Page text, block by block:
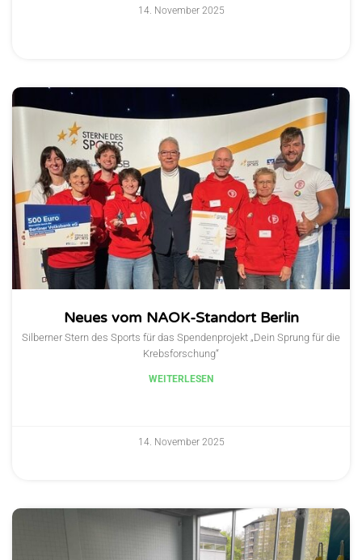
14. November 2025
Neues vom NAOK-Standort Berlin
Silberner Stern des Sports für das Spendenprojekt „Dein Sprung für die
Krebsforschung“
WEITERLESEN
14. November 2025